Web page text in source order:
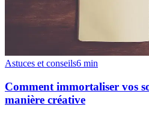
Astuces et conseils6 min
Comment immortaliser vos
manière créative